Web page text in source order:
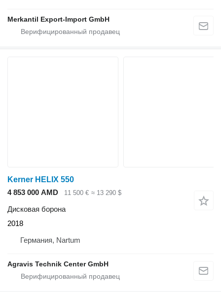
Merkantil Export-Import GmbH
Kerner HELIX 550
4 853 000 AMD
11 500 € ≈ 13 290 $
Дисковая борона
2018
Германия, Nartum
Agravis Technik Center GmbH